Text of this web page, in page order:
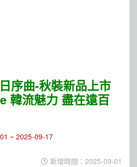
序曲-秋裝新品上市
韓流魅力 盡在遠百
~ 2025-09-17
新增時間：2025-09-01